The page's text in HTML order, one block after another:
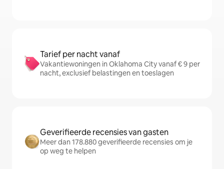
Tarief per nacht vanaf
Vakantiewoningen in Oklahoma City vanaf € 9 per
nacht, exclusief belastingen en toeslagen
Geverifieerde recensies van gasten
Meer dan 178.880 geverifieerde recensies om je
op weg te helpen